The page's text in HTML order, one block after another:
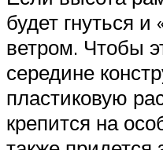
будет гнуться и
ветром. Чтобы
середине
пластиковую
крепится на